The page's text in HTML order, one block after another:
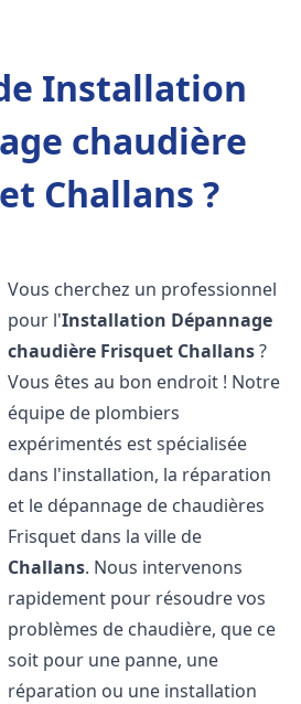
Installation
chaudière
Challans ?
Vous cherchez un professionnel
pour l'Installation Dépannage
chaudière Frisquet Challans?
Vous êtes au bon endroit ! Notre
équipe de plombiers
expérimentés est spécialisée
dans l'installation, la réparation
et le dépannage de chaudières
Frisquet dans la ville de
Challans. Nous intervenons
rapidement pour résoudre vos
problèmes de chaudière, que ce
soit pour une panne, une
réparation ou une installation